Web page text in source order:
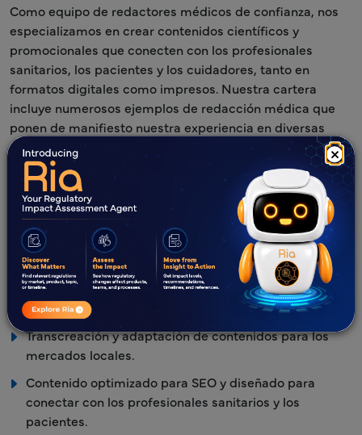
×
Como equipo de redactores médicos de confianza, nos
especializamos en crear contenidos científicos y
promocionales que conecten con los profesionales
sanitarios, los pacientes y los cuidadores, tanto en
formatos digitales como impresos. Nuestra cartera
incluye numerosos ejemplos de redacción médica que
ponen de manifiesto nuestra experiencia en diversas
áreas terapéuticas y abarcan una amplia gama de
materiales publicitarios y promocionales para medios
impresos, digitales, televisivos y radiofónicos.
Curación de contenido
Seleccionar y organizar materiales promocionales
para diversos canales de marketing, como sitios web,
folletos, redes sociales y campañas de correo
electrónico.
Transcreación y adaptación de contenidos para los
mercados locales.
Contenido optimizado para SEO y diseñado para
conectar con los profesionales sanitarios y los
pacientes.